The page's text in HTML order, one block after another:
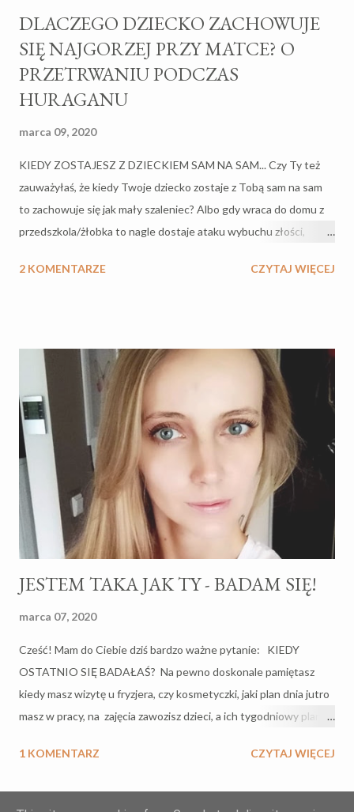
DLACZEGO DZIECKO ZACHOWUJE
SIĘ NAJGORZEJ PRZY MATCE? O
PRZETRWANIU PODCZAS
HURAGANU
marca 09, 2020
KIEDY ZOSTAJESZ Z DZIECKIEM SAM NA SAM... Czy Ty też
zauważyłaś, że kiedy Twoje dziecko zostaje z Tobą sam na sam
to zachowuje się jak mały szaleniec? Albo gdy wraca do domu z
przedszkola/żłobka to nagle dostaje ataku wybuchu złości,
bardzo wiele skoro usuwasz się na bok tego kłębowiska furii,
nauczyciel, czy lekarz? DZIECI NAJGORZEJ ZACHOWUJĄ SIĘ
PRZY MATCE I podsumowując dochodzisz do smutnej refleksji,
że tylko przy Tobie i tylko w domu Twoje dziecko wspina się na
wyżyny awantur, wrzasków, marudzenia, generalnie roztacza
paletę swojej najciemniejszej strony mocy i zaczynasz załamywać
ręce, gdzie popełniłaś błąd, że to Tobie dzieci wchodzą na głowę
i skaczą po niej, że nie umiesz sobie poradzić w to całe
macierzyństwo i o co...
2 KOMENTARZE CZYTAJ WIĘCEJ
JESTEM TAKA JAK TY - BADAM SIĘ!
marca 07, 2020
Cześć! Mam do Ciebie dziś bardzo ważne pytanie: KIEDY
OSTATNIO SIĘ BADAŁAŚ? Na pewno doskonale pamiętasz
kiedy masz wizytę u fryzjera, czy kosmetyczki, jaki plan dnia jutro
masz w pracy, na zajęcia zawozisz dzieci, a ich tygodniowy plan
zakupów, czy pomysły na obiad, a jeśli masz problemy z pamięcią
1 KOMENTARZ CZYTAJ WIĘCEJ